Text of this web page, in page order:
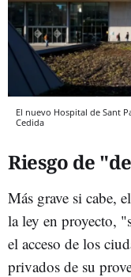
El nuevo Hospital de Sant
Cedida
Riesgo de
Más grave si cabe,
la ley en proyecto,
el acceso de los
privados de su